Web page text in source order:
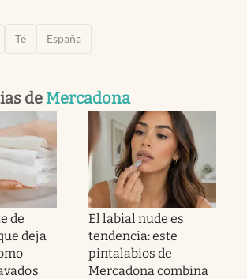
Té España
de Mercadona
de
deja
El labial nude es
tendencia: este
pintalabios de
Mercadona combina